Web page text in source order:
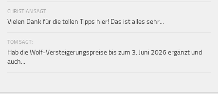
CHRISTIAN SAGT:
Vielen Dank für die tollen Tipps hier! Das ist alles sehr...
TOM SAGT:
Hab die Wolf-Versteigerungspreise bis zum 3. Juni 2026 ergänzt und
auch...